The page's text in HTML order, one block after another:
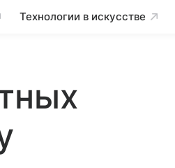
Технологии в искусстве